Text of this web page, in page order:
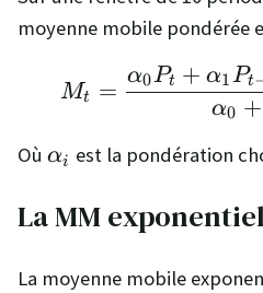
moyenne mobile pondérée
Mt =
α0 +
α0Pt + α1Pt
Où \alpha_i
αi est la pondération
La MM
La moyenne mobile